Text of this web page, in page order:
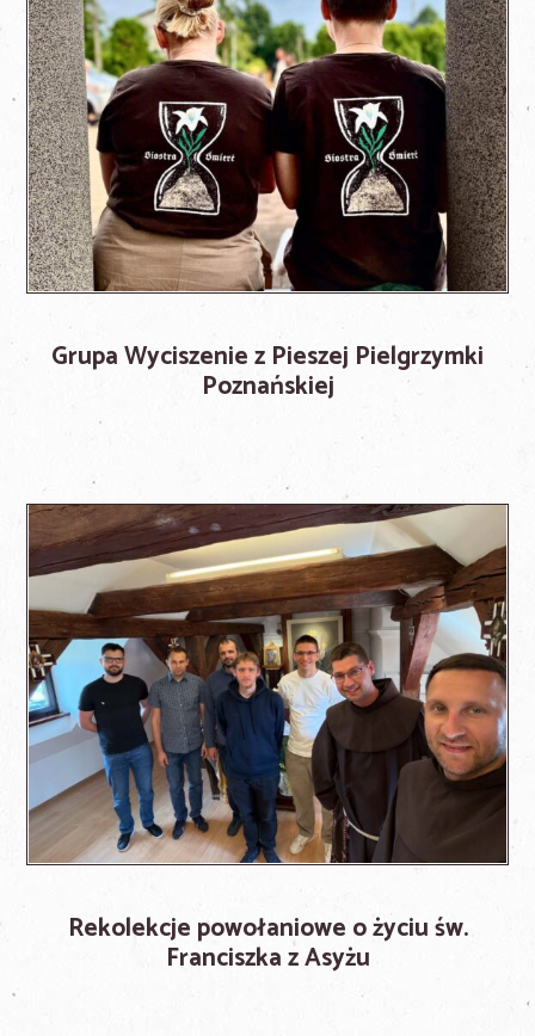
Grupa Wyciszenie z Pieszej Pielgrzymki
Poznańskiej
Rekolekcje powołaniowe o życiu św.
Franciszka z Asyżu